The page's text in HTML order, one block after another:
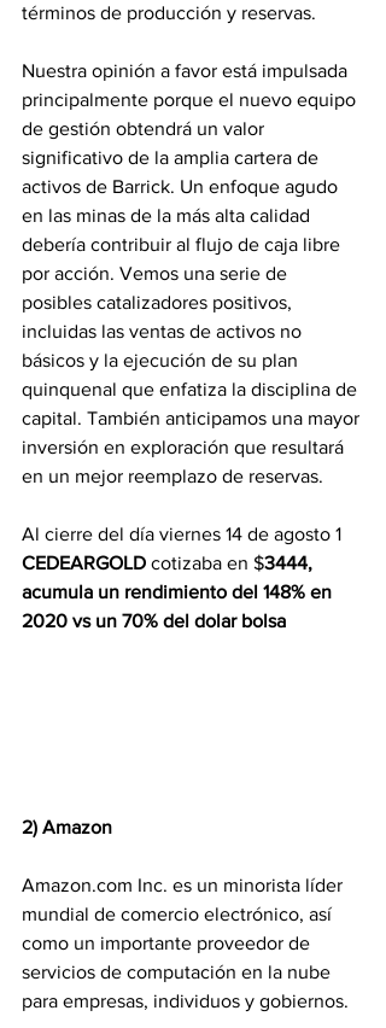
términos de producción y reservas.
Nuestra opinión a favor está impulsada
principalmente porque el nuevo equipo
de gestión obtendrá un valor
significativo de la amplia cartera de
activos de Barrick. Un enfoque agudo
en las minas de la más alta calidad
debería contribuir al flujo de caja libre
por acción. Vemos una serie de
posibles catalizadores positivos,
incluidas las ventas de activos no
básicos y la ejecución de su plan
quinquenal que enfatiza la disciplina de
capital. También anticipamos una mayor
inversión en exploración que resultará
en un mejor reemplazo de reservas.
Al cierre del día viernes 14 de agosto 1
CEDEARGOLD cotizaba en $3444,
acumula un rendimiento del 148% en
2020 vs un 70% del dolar bolsa
2) Amazon
Amazon.com Inc. es un minorista líder
mundial de comercio electrónico, así
como un importante proveedor de
servicios de computación en la nube
para empresas, individuos y gobiernos.